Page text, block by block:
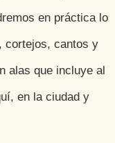
en práctica lo
cortejos, cantos y
alas que incluye al
en la ciudad y